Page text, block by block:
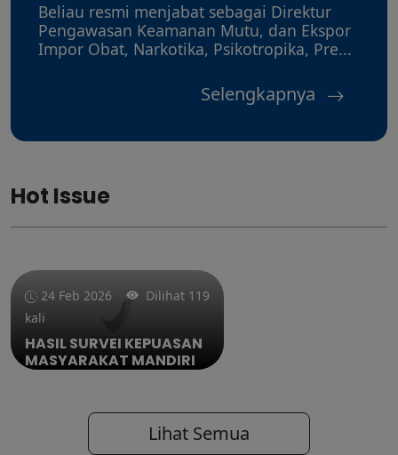
Beliau resmi menjabat sebagai Direktur
Pengawasan Keamanan Mutu, dan Ekspor
Impor Obat, Narkotika, Psikotropika, Pre...
Selengkapnya
Hot Issue
24 Feb 2026
Dilihat 119
kali
HASIL SURVEI KEPUASAN
MASYARAKAT MANDIRI
DITWAS KMEI ONAPPZA
Lihat Semua